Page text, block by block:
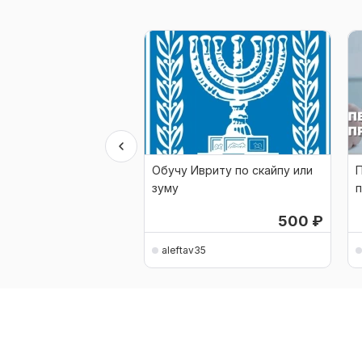
Обучу Ивриту по скайпу или
зуму
500 ₽
aleftav35